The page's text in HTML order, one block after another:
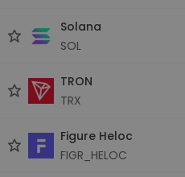
Solana
SOL
TRON
TRX
Figure Heloc
FIGR_HELOC